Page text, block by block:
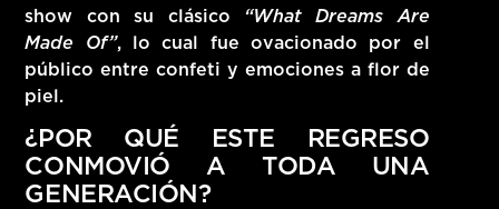
show con su clásico “What Dreams Are
Made Of”, lo cual fue ovacionado por el
público entre confeti y emociones a flor de
piel.
¿POR QUÉ ESTE REGRESO
CONMOVIÓ A TODA UNA
GENERACIÓN?